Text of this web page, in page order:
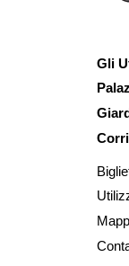
Gli